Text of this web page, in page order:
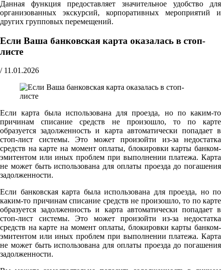
Данная функция предоставляет значительное удобство для
организованных экскурсий, корпоративных мероприятий и
других групповых перемещений.
Если Ваша банковская карта оказалась в стоп-
листе
/ 11.01.2026
Если карта была использована для проезда, но по каким-то
причинам списание средств не произошло, то по карте
образуется задолженность и карта автоматически попадает в
стоп-лист системы. Это может произойти из-за недостатка
средств на карте на момент оплаты, блокировки карты банком-
эмитентом или иных проблем при выполнении платежа. Карта
не может быть использована для оплаты проезда до погашения
задолженности.
Если банковская карта была использована для проезда, но по
каким-то причинам списание средств не произошло, то по карте
образуется задолженность и карта автоматически попадает в
стоп-лист системы. Это может произойти из-за недостатка
средств на карте на момент оплаты, блокировки карты банком-
эмитентом или иных проблем при выполнении платежа. Карта
не может быть использована для оплаты проезда до погашения
задолженности.